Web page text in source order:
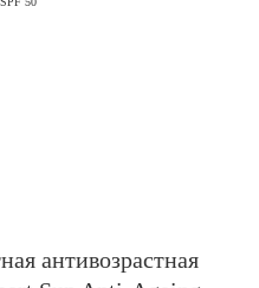
антивозрастная